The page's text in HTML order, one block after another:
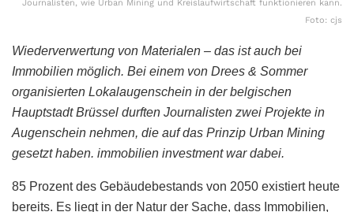
Journalisten, wie Urban Mining und Kreislaufwirtschaft funktionieren kann.
Foto: cjs
Wiederverwertung von Materialen – das ist auch bei
Immobilien möglich. Bei einem von Drees & Sommer
organisierten Lokalaugenschein in der belgischen
Hauptstadt Brüssel durften Journalisten zwei Projekte in
Augenschein nehmen, die auf das Prinzip Urban Mining
gesetzt haben. immobilien investment war dabei.
85 Prozent des Gebäudebestands von 2050 existiert heute
bereits. Es liegt in der Natur der Sache, dass Immobilien,